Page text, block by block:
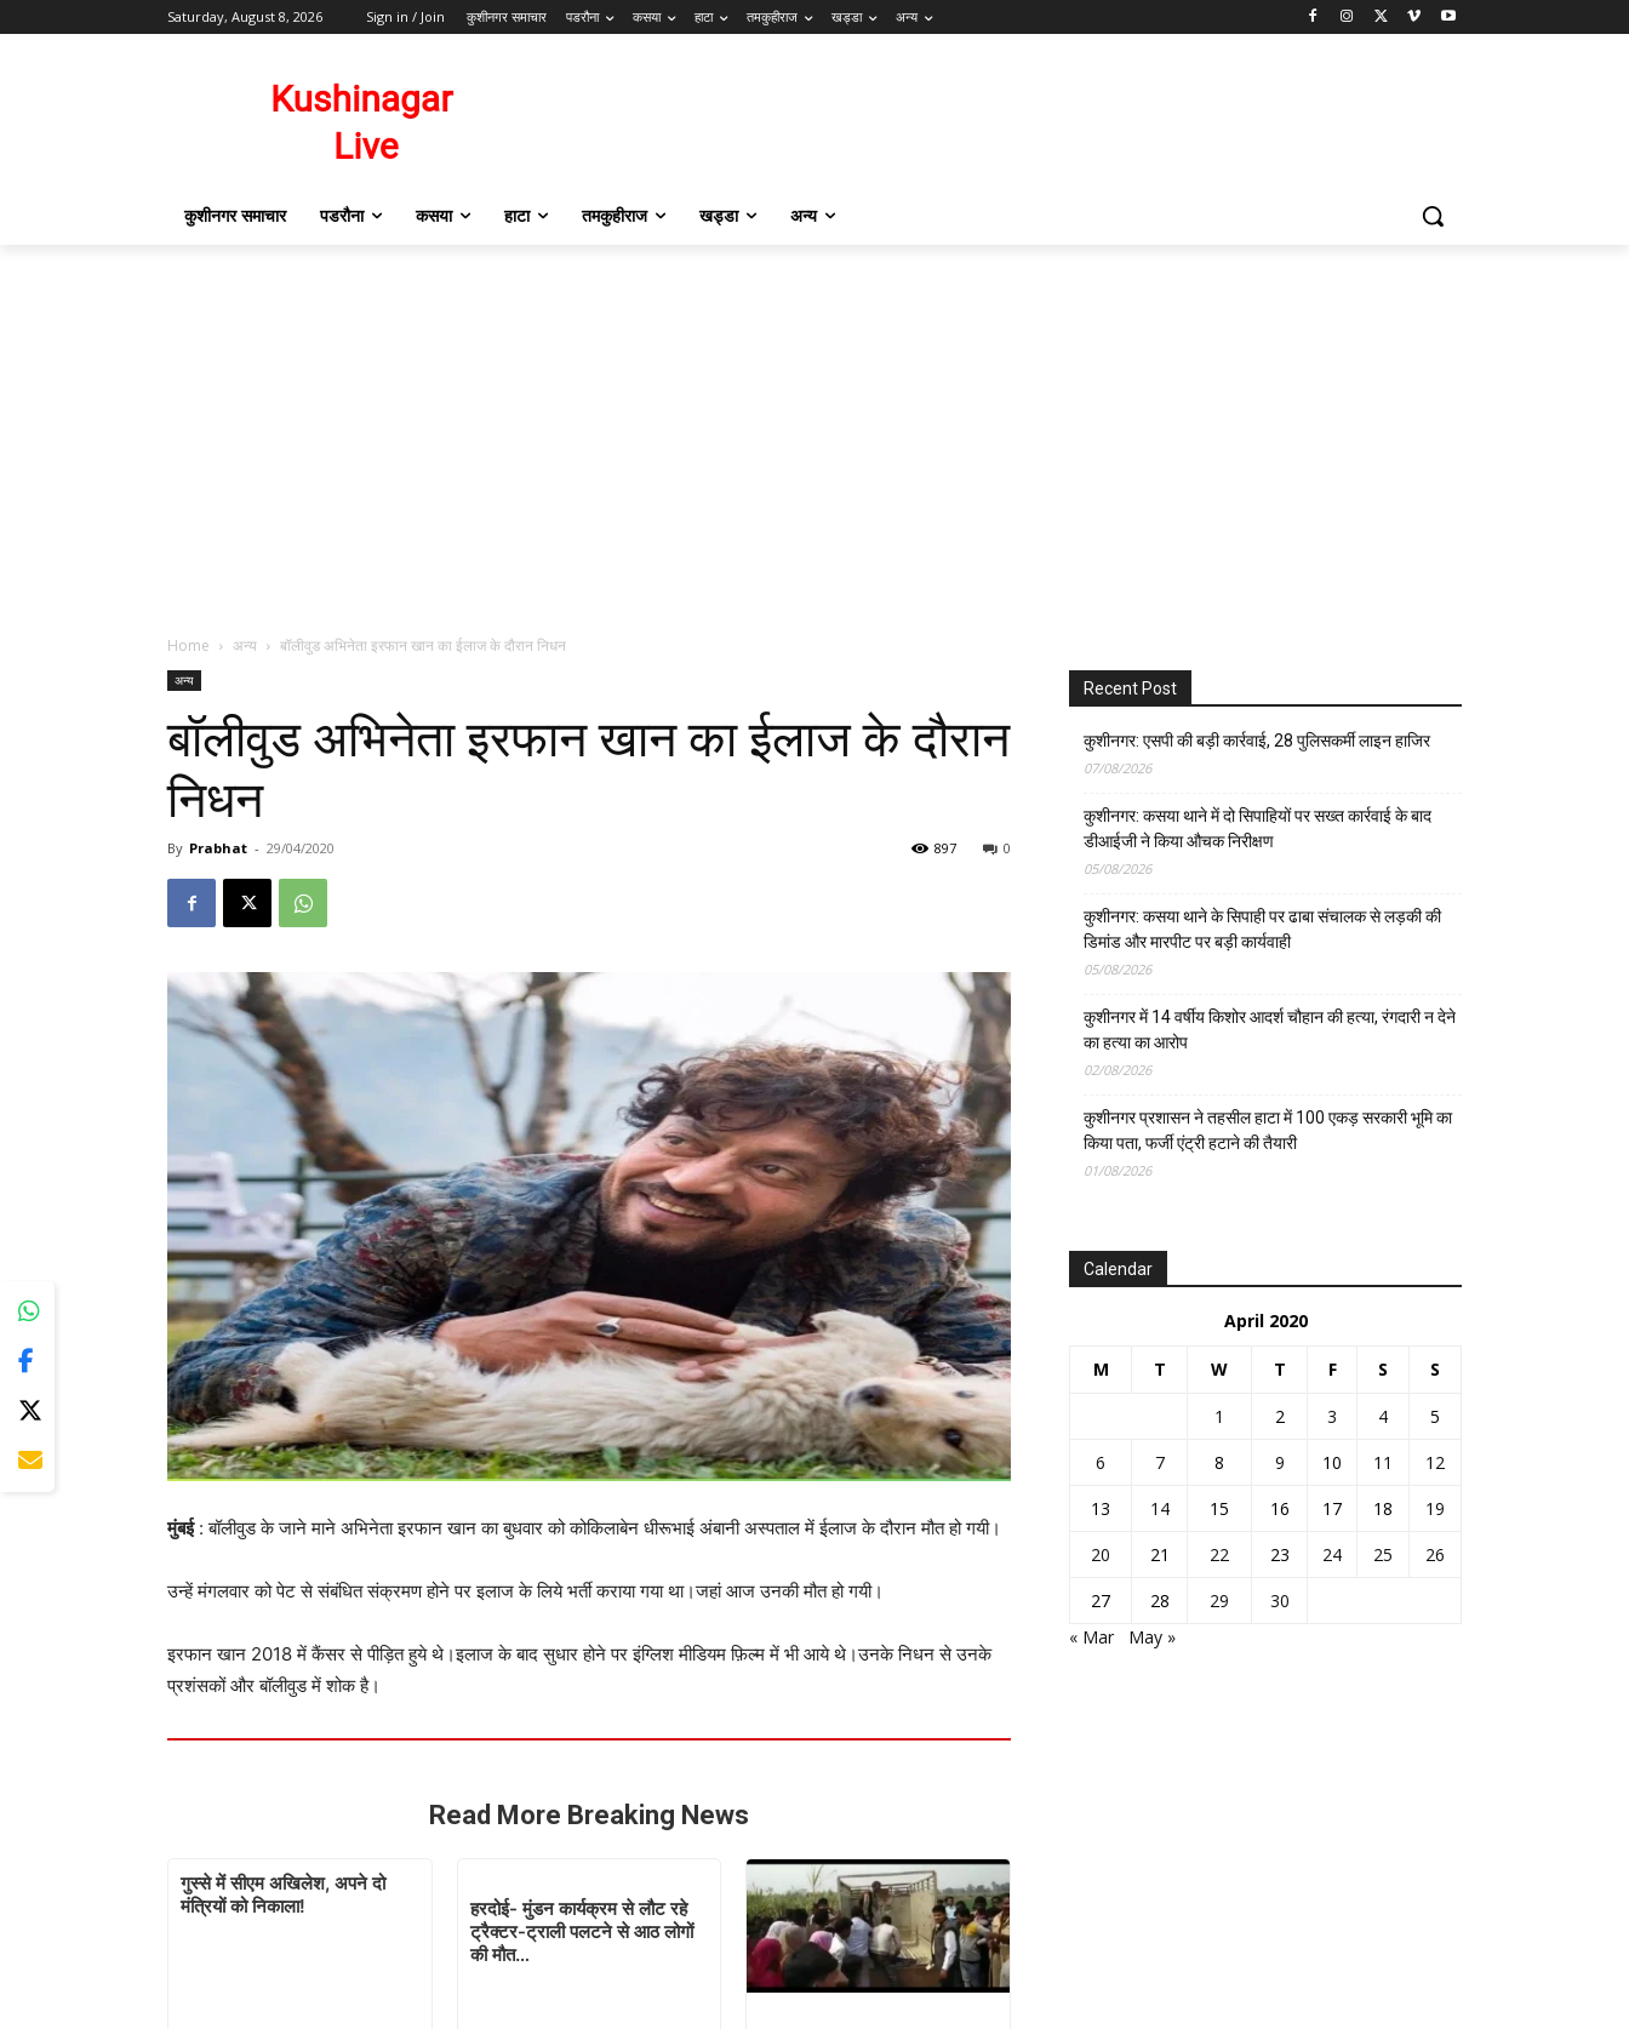
Saturday, August 8, 2026 Sign in / Join कुशीनगर समाचार पडरौना कसया हाटा तमकुहीराज खड्डा अन्य
कुशीनगर समाचार पडरौना कसया हाटा तमकुहीराज खड्डा अन्य
Home अन्य बॉलीवुड अभिनेता इरफान खान का ईलाज के दौरान निधन
अन्य
बॉलीवुड अभिनेता इरफान खान का ईलाज के दौरान
निधन
By Prabhat - 29/04/2020 0
897
मुंबई: बॉलीवुड के जाने माने अभिनेता इरफान खान का बुधवार को कोकिलाबेन धीरूभाई अंबानी अस्पताल में ईलाज के दौरान मौत हो गयी।
उन्हें मंगलवार को पेट से संबंधित संक्रमण होने पर इलाज के लिये भर्ती कराया गया था।जहां आज उनकी मौत हो गयी।
इरफान खान 2018 में कैंसर से पीड़ित हुये थे।इलाज के बाद सुधार होने पर इंग्लिश मीडियम फ़िल्म में भी आये थे।उनके निधन से उनके
प्रशंसकों और बॉलीवुड में शोक है।
Read More Breaking News
गुस्से में सीएम अखिलेश, अपने दो
मंत्रियों को निकाला!
हरदोई- मुंडन कार्यक्रम से लौट रहे
ट्रैक्टर-ट्राली पलटने से आठ लोगों
की मौत…
Recent Post
कुशीनगर: एसपी की बड़ी कार्रवाई, 28 पुलिसकर्मी लाइन हाजिर
07/08/2026
कुशीनगर: कसया थाने में दो सिपाहियों पर सख्त कार्रवाई के बाद
डीआईजी ने किया औचक निरीक्षण
05/08/2026
कुशीनगर: कसया थाने के सिपाही पर ढाबा संचालक से लड़की की
डिमांड और मारपीट पर बड़ी कार्यवाही
05/08/2026
कुशीनगर में 14 वर्षीय किशोर आदर्श चौहान की हत्या, रंगदारी न देने
का हत्या का आरोप
02/08/2026
कुशीनगर प्रशासन ने तहसील हाटा में 100 एकड़ सरकारी भूमि का
किया पता, फर्जी एंट्री हटाने की तैयारी
01/08/2026
Calendar
April 2020
M T W T F S S
1 2 3 4
5
6
7 8 9 10 11
12
13
14 15 16 17 18
19
20
21 22 23 24 25
26
27
28 29
30
« Mar
May »